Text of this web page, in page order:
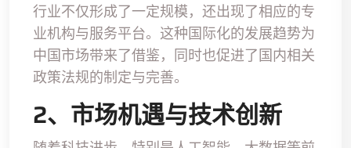
行业不仅形成了一定规模，还出现了相应的专
业机构与服务平台。这种国际化的发展趋势为
中国市场带来了借鉴，同时也促进了国内相关
政策法规的制定与完善。
2、市场机遇与技术创新